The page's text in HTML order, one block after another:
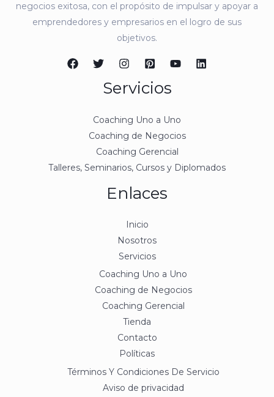
negocios exitosa, con el propósito de impulsar y apoyar a
emprendedores y empresarios en el logro de sus
objetivos.
Servicios
Coaching Uno a Uno
Coaching de Negocios
Coaching Gerencial
Talleres, Seminarios, Cursos y Diplomados
Enlaces
Inicio
Nosotros
Servicios
Coaching Uno a Uno
Coaching de Negocios
Coaching Gerencial
Tienda
Contacto
Políticas
Términos Y Condiciones De Servicio
Aviso de privacidad